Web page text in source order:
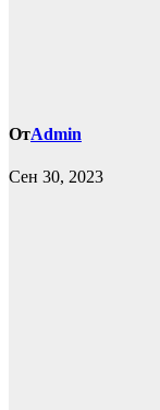
ОтAdmin
Сен 30, 2023